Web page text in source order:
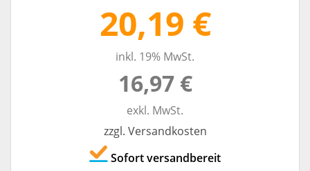
20,19 €
inkl. 19% MwSt.
16,97 €
exkl. MwSt.
zzgl. Versandkosten
Sofort versandbereit